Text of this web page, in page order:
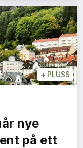
+ PLUSS
nye
på ett